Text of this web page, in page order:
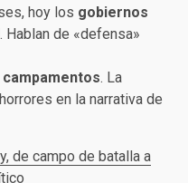
hoy los gobiernos
. Hablan de «defensa»
campamentos. La
en la narrativa de
de campo de batalla a